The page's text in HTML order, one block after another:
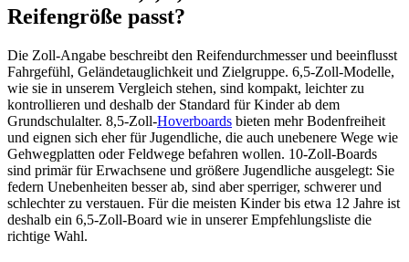
Reifengröße passt?
Die Zoll-Angabe beschreibt den Reifendurchmesser und beeinflusst
Fahrgefühl, Geländetauglichkeit und Zielgruppe. 6,5-Zoll-Modelle,
wie sie in unserem Vergleich stehen, sind kompakt, leichter zu
kontrollieren und deshalb der Standard für Kinder ab dem
Grundschulalter. 8,5-Zoll-Hoverboards bieten mehr Bodenfreiheit
und eignen sich eher für Jugendliche, die auch unebenere Wege wie
Gehwegplatten oder Feldwege befahren wollen. 10-Zoll-Boards
sind primär für Erwachsene und größere Jugendliche ausgelegt: Sie
federn Unebenheiten besser ab, sind aber sperriger, schwerer und
schlechter zu verstauen. Für die meisten Kinder bis etwa 12 Jahre ist
deshalb ein 6,5-Zoll-Board wie in unserer Empfehlungsliste die
richtige Wahl.